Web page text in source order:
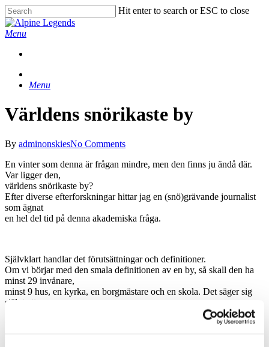
Skip
to
main
Hit enter to search or ESC to close
Close
Search
Menu
Menu
Världens snörikaste by
By adminonskiesNo Comments
En vinter som denna är frågan mindre, men den finns ju ändå där.
Var ligger den,
världens snörikaste by?
Efter diverse efterforskningar hittar jag en (snö)grävande journalist
som ägnat
en hel del tid på denna akademiska fråga.
Självklart handlar det förutsättningar och definitioner.
Om vi börjar med den smala definitionen av en by, så skall den ha
minst 29 invånare,
minst 9 hus, en kyrka, en borgmästare och en skola. Det säger sig
självt att
många platser på vår jord faller utanför denna avgränsning. Alla
moskéer, hövdingar och byäldste faller exvis bort men det kan